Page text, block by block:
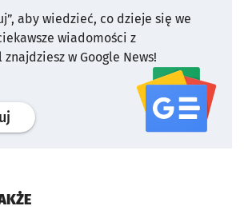
aby wiedzieć, co dzieje się we
wiadomości z
w Google News!
profil serwisu